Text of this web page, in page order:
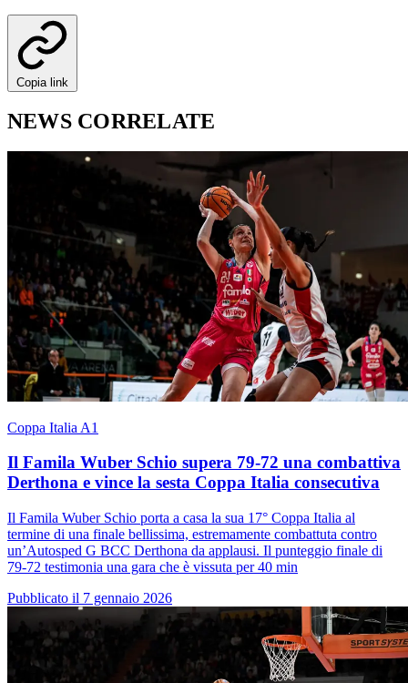
Copia link
NEWS CORRELATE
Coppa Italia A1
Il Famila Wuber Schio supera 79-72 una combattiva
Derthona e vince la sesta Coppa Italia consecutiva
Il Famila Wuber Schio porta a casa la sua 17° Coppa Italia al
termine di una finale bellissima, estremamente combattuta contro
un’Autosped G BCC Derthona da applausi. Il punteggio finale di
79-72 testimonia una gara che è vissuta per 40 min
Pubblicato il 7 gennaio 2026